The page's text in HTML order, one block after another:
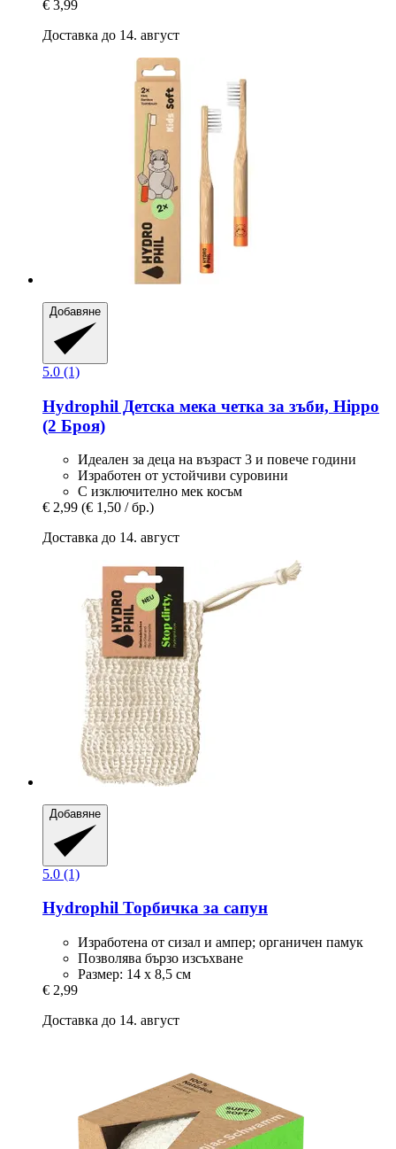
€ 3,99
Доставка до 14. август
Добавяне
5.0 (1)
Hydrophil Детска мека четка за зъби, Hippo
(2 Броя)
Идеален за деца на възраст 3 и повече години
Изработен от устойчиви суровини
С изключително мек косъм
€ 2,99 (€ 1,50 / бр.)
Доставка до 14. август
Добавяне
5.0 (1)
Hydrophil Торбичка за сапун
Изработена от сизал и ампер; органичен памук
Позволява бързо изсъхване
Размер: 14 x 8,5 см
€ 2,99
Доставка до 14. август